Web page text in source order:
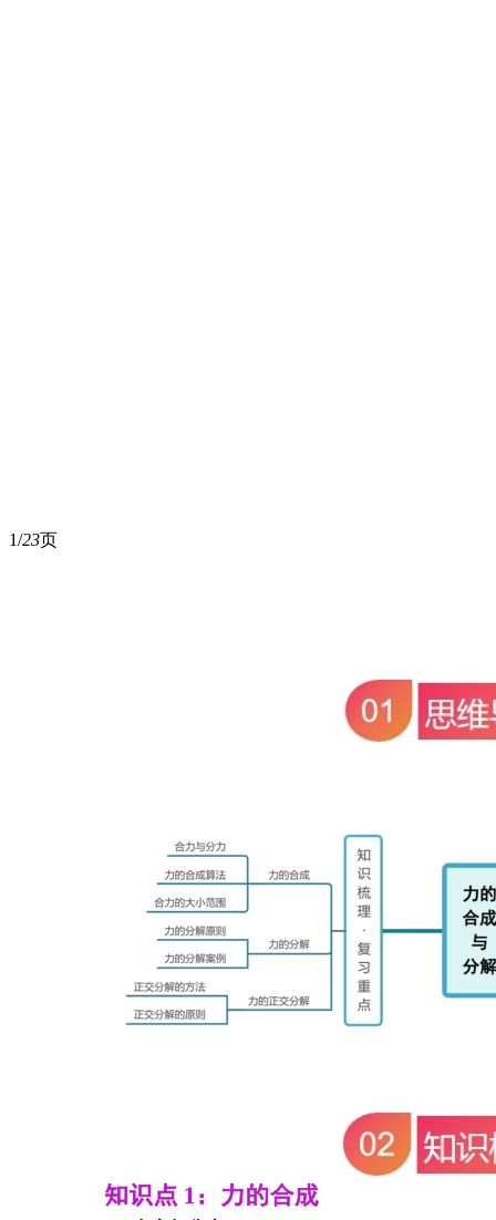
1/23页